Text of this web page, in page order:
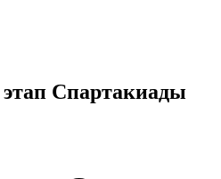
Спартакиады